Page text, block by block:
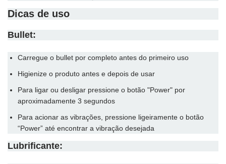
Dicas de uso
Bullet:
Carregue o bullet por completo antes do primeiro uso
Higienize o produto antes e depois de usar
Para ligar ou desligar pressione o botão "Power" por
aproximadamente 3 segundos
Para acionar as vibrações, pressione ligeiramente o botão
“Power” até encontrar a vibração desejada
Lubrificante: